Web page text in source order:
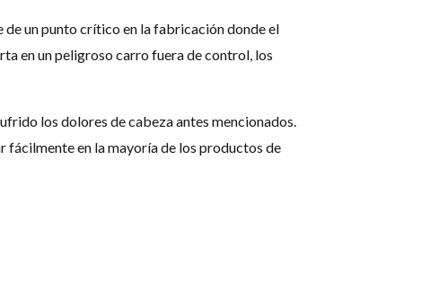
de un punto crítico en la fabricación donde el
en un peligroso carro fuera de control, los
los dolores de cabeza antes mencionados.
fácilmente en la mayoría de los productos de